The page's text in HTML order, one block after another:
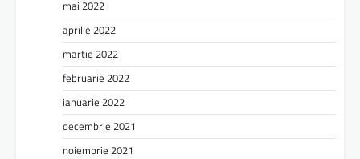
mai 2022
aprilie 2022
martie 2022
februarie 2022
ianuarie 2022
decembrie 2021
noiembrie 2021